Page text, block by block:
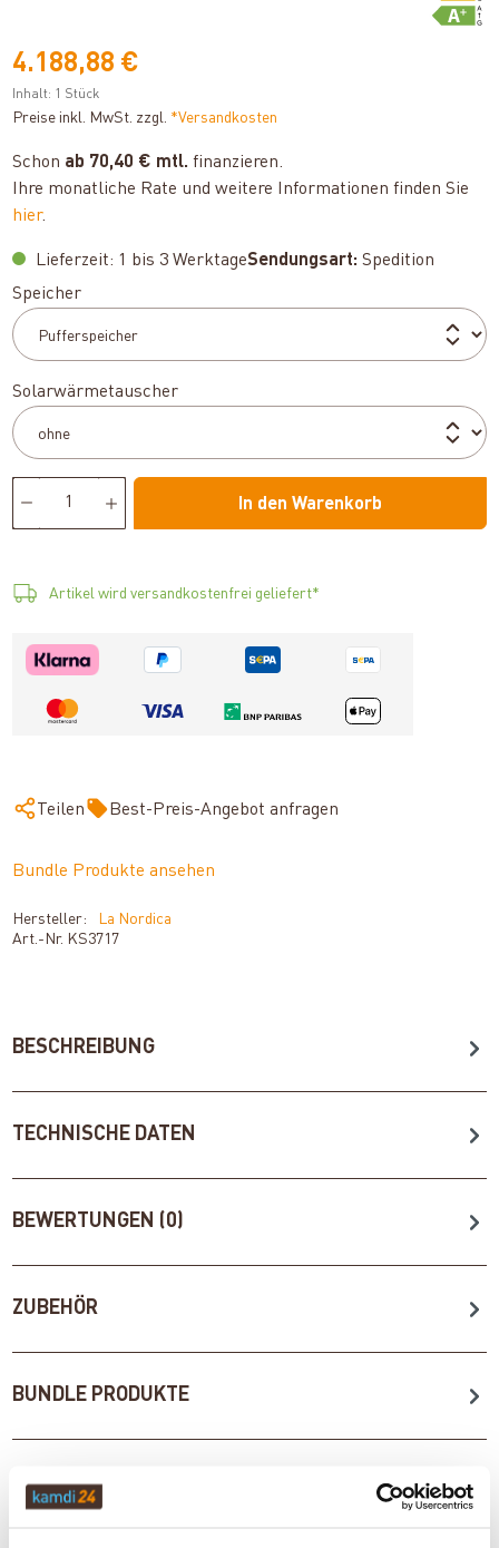
4.188,88 €
Inhalt: 1 Stück
Preise inkl. MwSt. zzgl. *Versandkosten
Schon ab 70,40 € mtl. finanzieren.
Ihre monatliche Rate und weitere Informationen finden Sie
hier.
Lieferzeit: 1 bis 3 WerktageSendungsart: Spedition
Speicherauswählen
Solarwärmetauscherauswählen
In den Warenkorb
Artikel wird versandkostenfrei geliefert*
Teilen Best-Preis-Angebot anfragen
Bundle Produkte ansehen
Hersteller:
La Nordica
Art.-Nr. KS3717
BESCHREIBUNG
TECHNISCHE DATEN
BEWERTUNGEN (0)
ZUBEHÖR
BUNDLE PRODUKTE
WICHTIGE INFOS